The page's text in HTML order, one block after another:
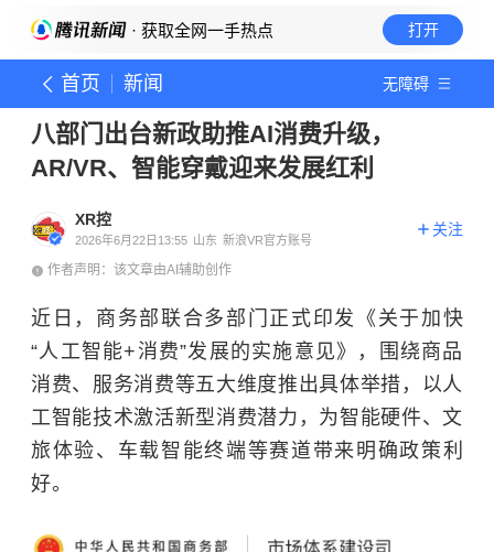
· 获取全网一手热点 打开
首页 新闻 无障碍
八部门出台新政助推AI消费升级，
AR/VR、智能穿戴迎来发展红利
XR控
2026年6月22日13:55 山东 新浪VR官方账号
关注
作者声明：该文章由AI辅助创作
近日，商务部联合多部门正式印发《关于加快
“人工智能+消费”发展的实施意见》，围绕商品
消费、服务消费等五大维度推出具体举措，以人
工智能技术激活新型消费潜力，为智能硬件、文
旅体验、车载智能终端等赛道带来明确政策利
好。